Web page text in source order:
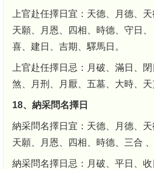
上官赴任擇日宜：天德、月德、
天願、月恩、四相、時德、守日
喜、建日、吉期、驛馬日。
上官赴任擇日忌：月破、滿日、
煞、月刑、月厭、五墓、大時、天
18、納采問名擇日
納采問名擇日宜：天德、月德、天
天願、月恩、四相、時德、三合
納采問名擇日忌：月破、平日、